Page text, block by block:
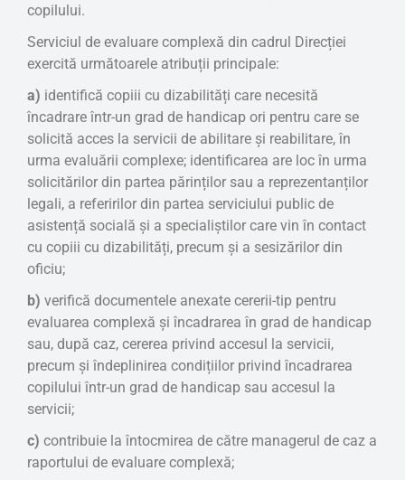
copilului.
Serviciul de evaluare complexă din cadrul Direcției
exercită următoarele atribuții principale:
a) identifică copiii cu dizabilități care necesită
încadrare într-un grad de handicap ori pentru care se
solicită acces la servicii de abilitare și reabilitare, în
urma evaluării complexe; identificarea are loc în urma
solicitărilor din partea părinților sau a reprezentanților
legali, a referirilor din partea serviciului public de
asistență socială și a specialiștilor care vin în contact
cu copiii cu dizabilități, precum și a sesizărilor din
oficiu;
b) verifică documentele anexate cererii-tip pentru
evaluarea complexă și încadrarea în grad de handicap
sau, după caz, cererea privind accesul la servicii,
precum și îndeplinirea condițiilor privind încadrarea
copilului într-un grad de handicap sau accesul la
servicii;
c) contribuie la întocmirea de către managerul de caz a
raportului de evaluare complexă;